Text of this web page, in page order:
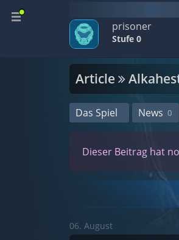
prisoner
Stufe 0
Article
Das Spiel News 0
Dieser Beitrag hat
06. August